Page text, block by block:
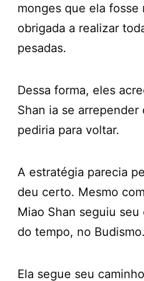
monges que ela fosse
obrigada a realizar
pesadas.
Dessa forma, eles
Shan ia se arrepender
pediria para voltar.
A estratégia parecia
deu certo. Mesmo
Miao Shan seguiu
do tempo, no Budismo.
Ela segue seu